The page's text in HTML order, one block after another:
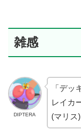
雑感
DIPTERA
「デッ
レイカ
(マリス